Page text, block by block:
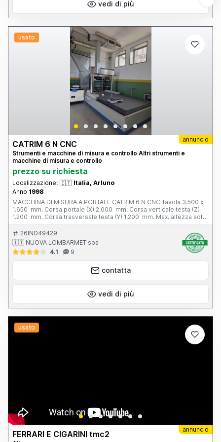
vedi di più
usato
annuncio
CATRIM 6 N CNC
Strumenti e macchine di misura e controllo Altri strumenti e
macchine di misura e controllo
prezzo su richiesta
Localizzazione: 🇮🇹 Italia, Arluno
Anno 1998
MACCHINA DI MISURA A PORTALE CATRIM 6 N CNC Tavola 3.500 x
1.650 mm. Corsa portale (X) 2.000 mm. Corsa verticale testa (Z)
1.200 mm. Corsa trasversale testa (Y) 1.200 mm. Max. altezza sotto
testa 1.200 mm. Luce tra i montanti 1.350 mm. Peso totale 7.500
kg. Anno di costruzione 1998 Completa di: - tastatore renishaw
PH 10 M
26IND49429
🇮🇹 NUOVA LOMBARMET spa
4.1
9
contatta
vedi di più
usato
annuncio
FERRARI E CIGARINI tmc2